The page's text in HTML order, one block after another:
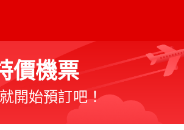
價機票
開始預訂吧！